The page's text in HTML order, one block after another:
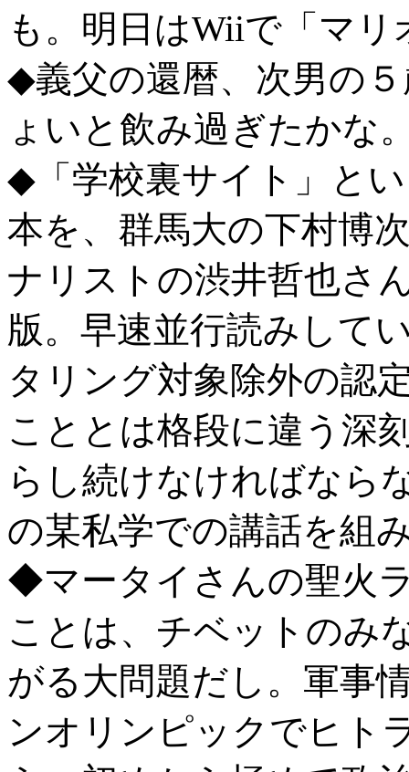
も。明日はWiiで「マ
◆義父の還暦、次男の
ょいと飲み過ぎたかな
◆「学校裏サイト」と
本を、群馬大の下村博
ナリストの渋井哲也さ
版。早速並行読みして
タリング対象除外の認
こととは格段に違う深
らし続けなければなら
の某私学での講話を組
◆マータイさんの聖火
ことは、チベットのみ
がる大問題だし。軍事
ンオリンピックでヒト